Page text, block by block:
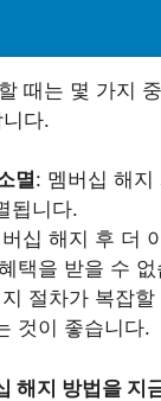
때는 몇 가지
다.
멸: 멤버십 해지
됩니다.
십 해지 후 더
택을 받을 수 없
절차가 복잡할
것이 좋습니다.
해지 방법을 지